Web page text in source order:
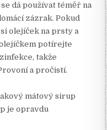
dá používat téměř na
zázrak. Pokud
olejíček na prsty a
potírejte
takže
a pročistí.
mátový sirup
je opravdu